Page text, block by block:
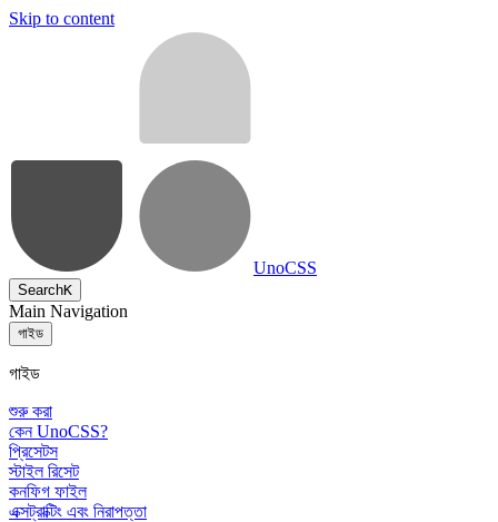
Skip to content
UnoCSS
SearchK
Main Navigation
গাইড
গাইড
শুরু করা
কেন UnoCSS?
প্রিসেটস
স্টাইল রিসেট
কনফিগ ফাইল
এক্সট্রাক্টিং এবং নিরাপত্তা